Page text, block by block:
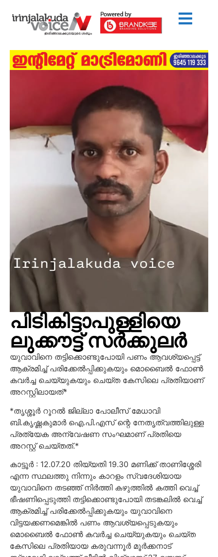
പിടികിട്ടാപുള്ളിയെ
ലുക്കൗട്ട് സർക്കുലർ
യുവാവിനെ തട്ടിക്കൊണ്ടുപോയി പണം ആവശ്യപ്പെട്ട്
ആക്രമിച്ച് പരിക്കേൽപ്പിക്കുകയും മൊബൈൽ ഫോൺ
കവർച്ച ചെയ്യുകയും ചെയ്ത കേസിലെ പ്രതിയാണ്
അറസ്റ്റിലായത്*
*തൃശ്ശൂർ റൂറൽ ജില്ലാ പോലീസ് മേധാവി
ബി.കൃഷ്ണകുമാർ ഐ.പി.എസ് ന്റെ നേതൃത്വത്തിലുള്ള
പ്രത്യേക അന്വേഷണ സംഘമാണ് പ്രതിയെ
അറസ്റ്റ് ചെയ്തത്.*
കാട്ടൂർ : 12.07.20 തിയ്യതി 19.30 മണിക്ക് താണിശ്ശേരി
എന്ന സ്ഥലത്തു നിന്നും കാറളം സ്വദേശിയായ
യുവാവിനെ തടഞ്ഞ് നിർത്തി കഴുത്തിൽ കത്തി വെച്ച്
ഭീഷണിപ്പെടുത്തി തട്ടിക്കൊണ്ടുപോയി തടങ്കലിൽ വെച്ച്
ആക്രമിച്ച് പരിക്കേൽപ്പിക്കുകയും യുവാവിനെ
വിട്ടയക്കണമെങ്കിൽ പണം ആവശ്യപ്പെടുകയും
മൊബൈൽ ഫോൺ കവർച്ച ചെയ്യുകയും ചെയ്ത
കേസിലെ പ്രതിയായ കരുവന്നൂർ മൂർക്കനാട്